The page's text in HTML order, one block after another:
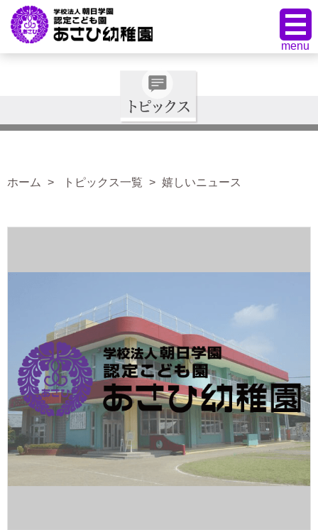
ホーム トピックス一覧 嬉しいニュース